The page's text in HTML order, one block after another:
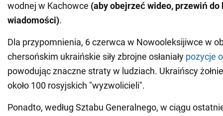
wodnej w Kachowce (aby obejrzeć wideo, przewiń do
wiadomości).
Dla przypomnienia, 6 czerwca w Nowooleksijiwce w
chersońskim ukraińskie siły zbrojne osłaniały pozycje
powodując znaczne straty w ludziach. Ukraińscy
około 100 rosyjskich "wyzwolicieli".
Ponadto, według Sztabu Generalnego, w ciągu